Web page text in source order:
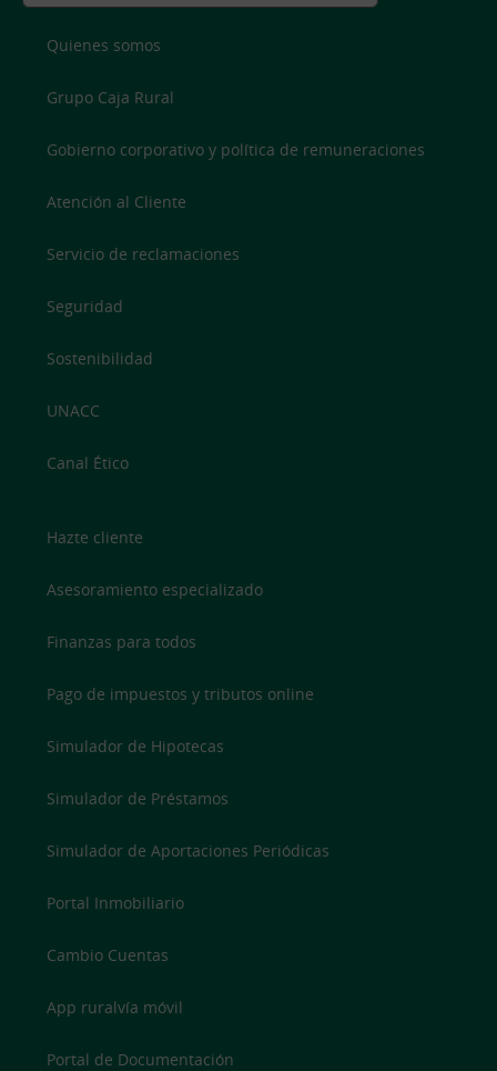
Quienes somos
Grupo Caja Rural
Gobierno corporativo y política de remuneraciones
Atención al Cliente
Servicio de reclamaciones
Seguridad
Sostenibilidad
UNACC
Canal Ético
Hazte cliente
Asesoramiento especializado
Finanzas para todos
Pago de impuestos y tributos online
Simulador de Hipotecas
Simulador de Préstamos
Simulador de Aportaciones Periódicas
Portal Inmobiliario
Cambio Cuentas
App ruralvía móvil
Portal de Documentación